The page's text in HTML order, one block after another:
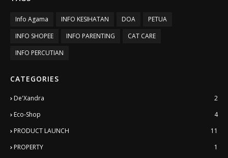
Info Agama INFO KESIHATAN DOA
PETUA
INFO SHOPEE
INFO PARENTING
CAT CARE
INFO PERCUTIAN
CATEGORIES
De'Xandra
2
Eco-Shop
4
PRODUCT LAUNCH
11
PROPERTY
1